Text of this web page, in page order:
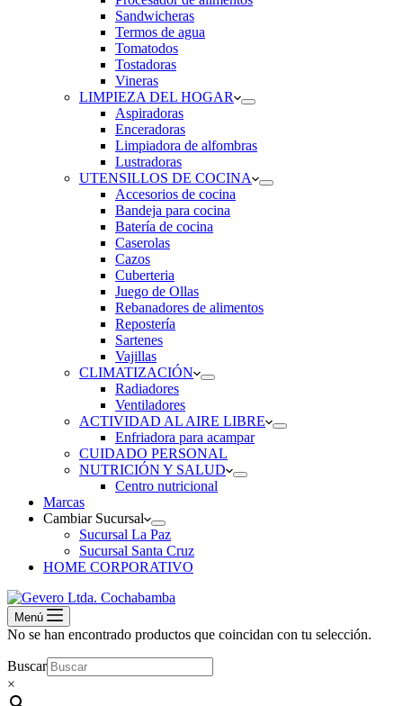
Sandwicheras
Termos de agua
Tomatodos
Tostadoras
Vineras
LIMPIEZA DEL HOGAR
Aspiradoras
Enceradoras
Limpiadora de alfombras
Lustradoras
UTENSILLOS DE COCINA
Accesorios de cocina
Bandeja para cocina
Batería de cocina
Caserolas
Cazos
Cuberteria
Juego de Ollas
Rebanadores de alimentos
Repostería
Sartenes
Vajillas
CLIMATIZACIÓN
Radiadores
Ventiladores
ACTIVIDAD AL AIRE LIBRE
Enfriadora para acampar
CUIDADO PERSONAL
NUTRICIÓN Y SALUD
Centro nutricional
Marcas
Cambiar Sucursal
Sucursal La Paz
Sucursal Santa Cruz
HOME CORPORATIVO
Menú
No se han encontrado productos que coincidan con tu selección.
Buscar
×